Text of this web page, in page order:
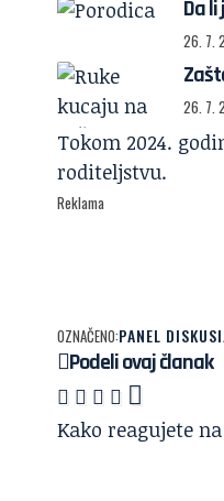
Da
26. 7.
26. 7.
Tokom 2024.
roditeljstvu.
Reklama
OZNAČENO:PANEL
Podeli ovaj članak
Kako reagujete